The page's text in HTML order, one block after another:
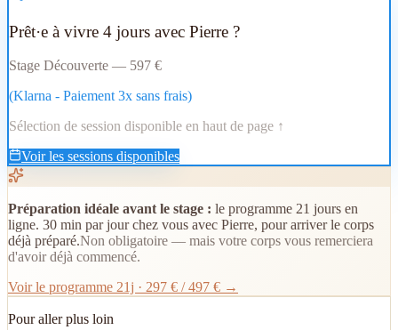
Prêt·e à vivre 4 jours avec Pierre ?
Stage Découverte — 597 €
(Klarna - Paiement 3x sans frais)
Sélection de session disponible en haut de page ↑
Voir les sessions disponibles
Préparation idéale avant le stage : le programme 21 jours en
ligne. 30 min par jour chez vous avec Pierre, pour arriver le corps
déjà préparé.Non obligatoire — mais votre corps vous remerciera
d'avoir déjà commencé.
Voir le programme 21j · 297 € / 497 € →
Pour aller plus loin